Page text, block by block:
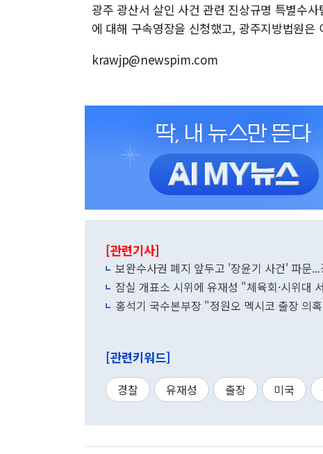
광주 광산서 살인 사건 관련 진상규명 특별수
에 대해 구속영장을 신청했고, 광주지방법원
krawjp@newspim.com
[관련기사]
보완수사권 폐지 앞두고 '장윤기 사건' 파문
잠실 개표소 시위에 유재성 "체육회·시위대
홍석기 국수본부장 "정원오 멕시코 출장 의
[관련키워드]
경찰 유재성 출장 미국